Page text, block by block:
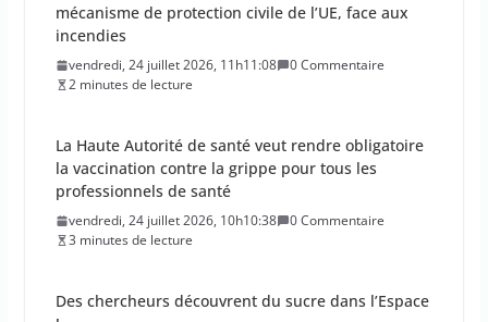
La Haute Autorité de santé veut rendre obligatoire
la vaccination contre la grippe pour tous les
professionnels de santé
vendredi, 24 juillet 2026, 10h10:38
Des chercheurs découvrent du sucre dans l’Espace
!
vendredi, 24 juillet 2026, 9h09:30
0 Commentaire
1 minutes de lecture
La percée du scarabée japonais inquiète les